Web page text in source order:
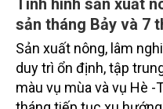
Tình hình sản xuất
sản tháng Bảy và 7